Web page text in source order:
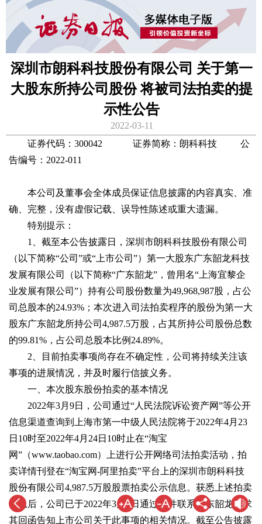
深圳市朗科科技股份有限公司 关于第一
大股东所持公司股份 将被司法拍卖的提
示性公告
2022-03-11
证券代码：300042 证券简称：朗科科技 公
告编号：2022-011
本公司及董事会全体成员保证信息披露的内容真实、准
确、完整，没有虚假记载、误导性陈述或重大遗漏。
特别提示：
1、截至本公告披露日，深圳市朗科科技股份有限公司
（以下简称“公司”或“上市公司”）第一大股东广东韶龙科技
发展有限公司（以下简称“广东韶龙”，曾用名“上海宜黎企
业发展有限公司”）持有公司股份数量为49,968,987股，占公
司总股本的24.93%；本次进入司法拍卖程序的股份为第一大
股东广东韶龙所持公司4,987.5万股，占其所持公司股份总数
的99.81%，占公司总股本比例24.89%。
2、目前拍卖事项尚存在不确定性，公司将持续关注该
事项的进展情况，并及时履行信披义务。
一、本次股东股份拍卖的基本情况
2022年3月9日，公司通过“人民法院诉讼资产网”等公开
信息渠道查询到上海市第一中级人民法院将于2022年4月23
日10时至2022年4月24日10时止在“淘宝
网”（www.taobao.com）上进行公开网络司法拍卖活动，拍
卖详情刊登在“淘宝网-阿里拍卖”平台上的深圳市朗科科技
股份有限公司4,987.5万股股票拍卖公示信息。获悉上述拍卖
信息后，公司已于2022年3月9日通过邮件联系广东韶龙要求
其回函告知上市公司关于此事项的相关情况。截至公告披露